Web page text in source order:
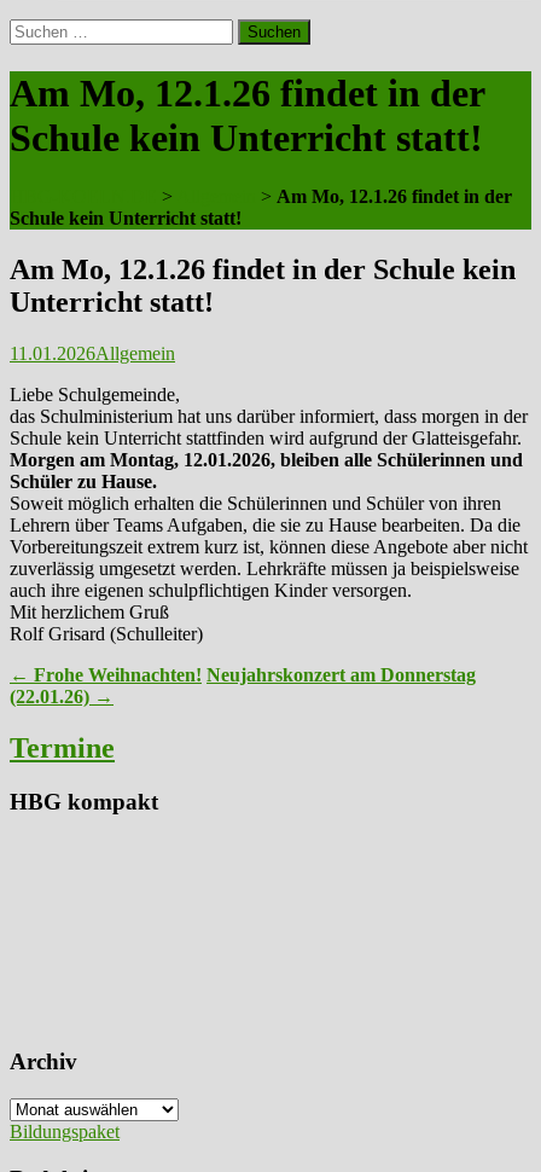
Suchen
nach:
Am Mo, 12.1.26 findet in der
Schule kein Unterricht statt!
> > Am Mo, 12.1.26 findet in der
Schule kein Unterricht statt!
Am Mo, 12.1.26 findet in der Schule kein
Unterricht statt!
11.01.2026Allgemein
Liebe Schulgemeinde,
das Schulministerium hat uns darüber informiert, dass morgen in der
Schule kein Unterricht stattfinden wird aufgrund der Glatteisgefahr.
Morgen am Montag, 12.01.2026, bleiben alle Schülerinnen und
Schüler zu Hause.
Soweit möglich erhalten die Schülerinnen und Schüler von ihren
Lehrern über Teams Aufgaben, die sie zu Hause bearbeiten. Da die
Vorbereitungszeit extrem kurz ist, können diese Angebote aber nicht
zuverlässig umgesetzt werden. Lehrkräfte müssen ja beispielsweise
auch ihre eigenen schulpflichtigen Kinder versorgen.
Mit herzlichem Gruß
Rolf Grisard (Schulleiter)
Post
navigation
← Frohe Weihnachten! Neujahrskonzert am Donnerstag
(22.01.26) →
Termine
HBG kompakt
Archiv
Archiv
Bildungspaket